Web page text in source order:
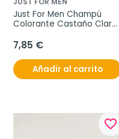
Just For Men Champú
Colorante Castaño Claro,
7,85 €
Añadir al carrito
favorite_border